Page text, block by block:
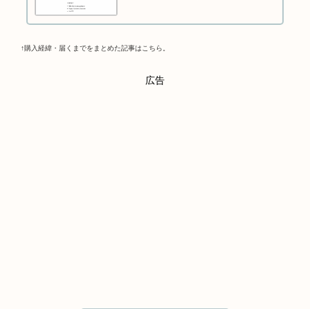
↑購入経緯・届くまでをまとめた記事はこちら。
広告